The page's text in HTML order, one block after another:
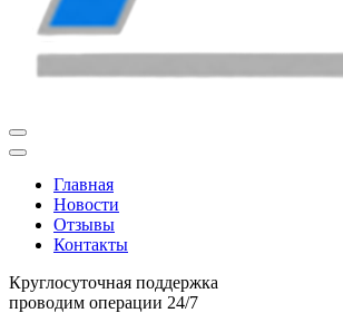
Главная
Новости
Отзывы
Контакты
Круглосуточная поддержка
проводим операции 24/7